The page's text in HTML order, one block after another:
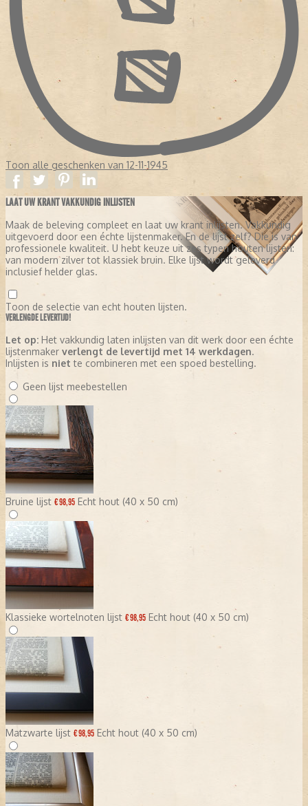
Toon alle geschenken van 12-11-1945
LAAT UW KRANT VAKKUNDIG INLIJSTEN
Maak de beleving compleet en laat uw krant inlijsten. Vakkundig
uitgevoerd door een échte lijstenmaker. En de lijst zelf? Die is van
professionele kwaliteit. U hebt keuze uit zes typen houten lijsten:
van modern zilver tot klassiek bruin. Elke lijst wordt geleverd
inclusief helder glas.
Toon de selectie van echt houten lijsten.
VERLENGDE LEVERTIJD!
Let op: Het vakkundig laten inlijsten van dit werk door een échte
lijstenmaker verlengt de levertijd met 14 werkdagen.
Inlijsten is niet te combineren met een spoed bestelling.
Geen lijst meebestellen
Bruine lijst € 98,95 Echt hout (40 x 50 cm)
Klassieke wortelnoten lijst € 98,95 Echt hout (40 x 50 cm)
Matzwarte lijst € 98,95 Echt hout (40 x 50 cm)